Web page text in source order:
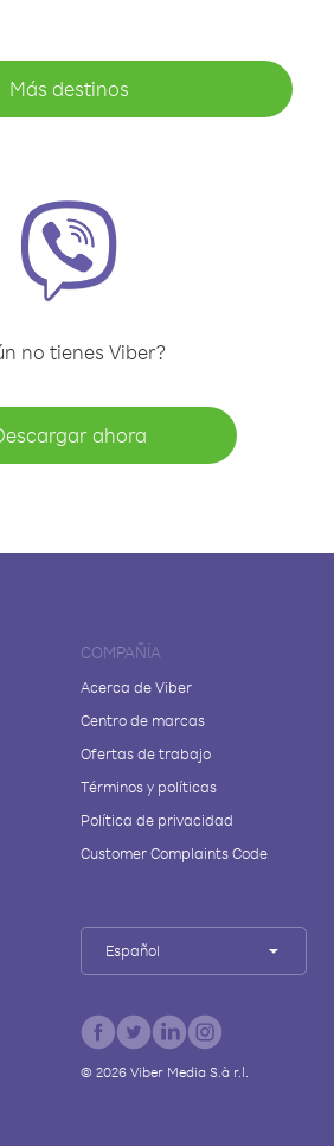
Más destinos
no tienes Viber?
ahora
COMPAÑÍA
Acerca de Viber
Centro de marcas
Ofertas de trabajo
Términos y políticas
Política de privacidad
Customer Complaints Code
Español
© 2026Viber Media S.à r.l.